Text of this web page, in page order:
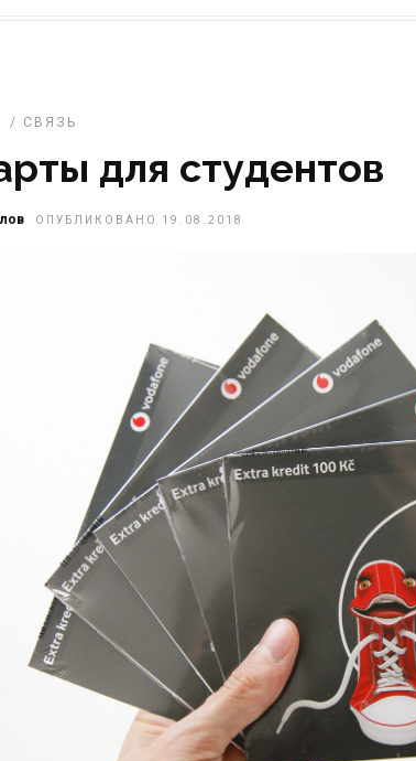
/ СВЯЗЬ
для студентов
ОПУБЛИКОВАНО 19.08.2018